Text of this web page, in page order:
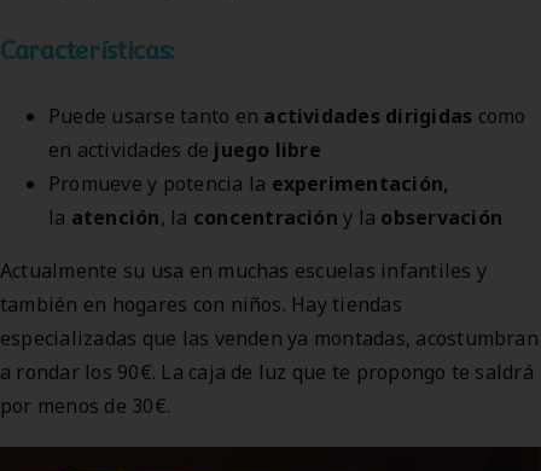
Características:
Puede usarse tanto en actividades dirigidas como
en actividades de juego libre
Promueve y potencia la experimentación,
la atención, la concentración y la observación
Actualmente su usa en muchas escuelas infantiles y
también en hogares con niños. Hay tiendas
especializadas que las venden ya montadas, acostumbran
a rondar los 90€. La caja de luz que te propongo te saldrá
por menos de 30€.